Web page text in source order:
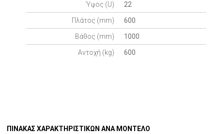
Ύψος (U) 22
Πλάτος (mm) 600
Βάθος (mm) 1000
Αντοχή (kg) 600
ΠΙΝΑΚΑΣ ΧΑΡΑΚΤΗΡΙΣΤΙΚΩΝ ΑΝΑ ΜΟΝΤΕΛΟ